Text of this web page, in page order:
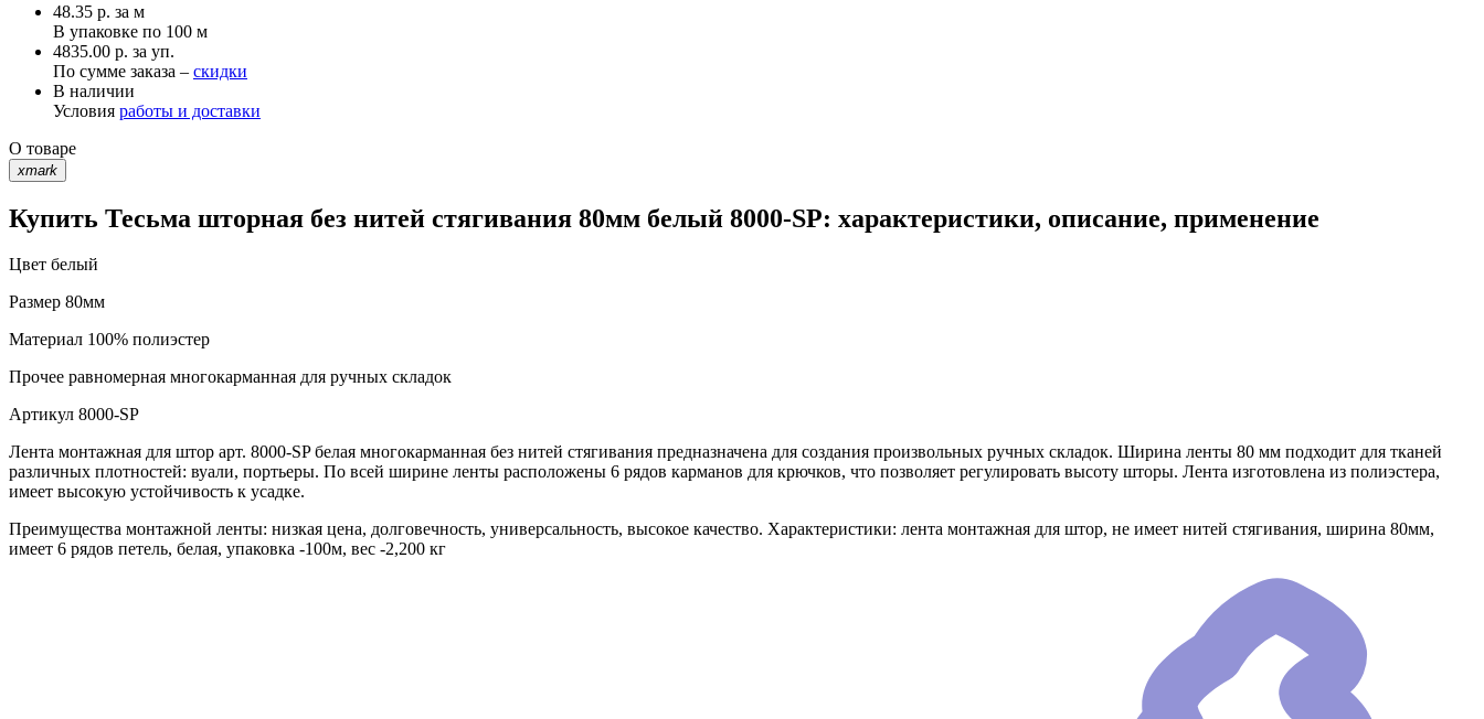
48.35 р. за м
В упаковке по 100 м
4835.00 р. за уп.
По сумме заказа – скидки
В наличии
Условия работы и доставки
О товаре
xmark
Купить Тесьма шторная без нитей стягивания 80мм белый 8000-SP: характеристики, описание, применение
Цвет белый
Размер 80мм
Материал 100% полиэстер
Прочее равномерная многокарманная для ручных складок
Артикул 8000-SP
Лента монтажная для штор арт. 8000-SP белая многокарманная без нитей стягивания предназначена для создания произвольных ручных складок. Ширина ленты 80 мм подходит для тканей
различных плотностей: вуали, портьеры. По всей ширине ленты расположены 6 рядов карманов для крючков, что позволяет регулировать высоту шторы. Лента изготовлена из полиэстера,
имеет высокую устойчивость к усадке.
Преимущества монтажной ленты: низкая цена, долговечность, универсальность, высокое качество. Характеристики: лента монтажная для штор, не имеет нитей стягивания, ширина 80мм,
имеет 6 рядов петель, белая, упаковка -100м, вес -2,200 кг